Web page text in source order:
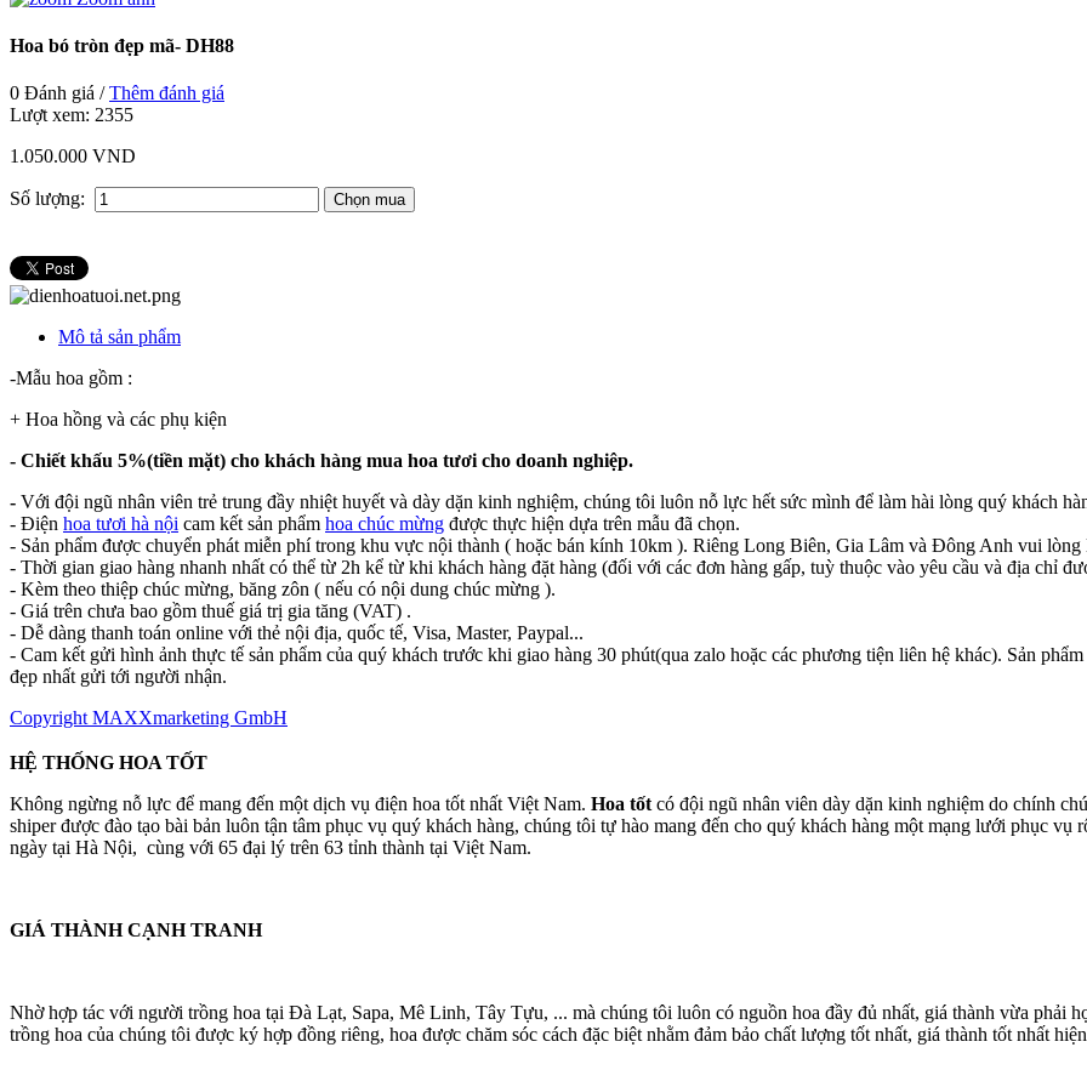
Hoa bó tròn đẹp mã- DH88
0 Đánh giá /Thêm đánh giá
Lượt xem: 2355
1.050.000 VND
Số lượng:
Mô tả sản phẩm
-Mẫu hoa gồm :
+ Hoa hồng và các phụ kiện
- Chiết khấu 5%(tiền mặt) cho khách hàng mua hoa tươi cho doanh nghiệp.
- Với đội ngũ nhân viên trẻ trung đầy nhiệt huyết và dày dặn kinh nghiệm, chúng tôi luôn nỗ lực hết sức mình để làm hài lòng quý khách
- Điện hoa tươi hà nội cam kết sản phẩm hoa chúc mừng được thực hiện dựa trên mẫu đã chọn.
- Sản phẩm được chuyển phát miễn phí trong khu vực nội thành ( hoặc bán kính 10km ). Riêng Long Biên, Gia Lâm và Đông Anh vui
- Thời gian giao hàng nhanh nhất có thể từ 2h kể từ khi khách hàng đặt hàng (đối với các đơn hàng gấp, tuỳ thuộc vào yêu cầu và địa chỉ
- Kèm theo thiệp chúc mừng, băng zôn ( nếu có nội dung chúc mừng ).
- Giá trên chưa bao gồm thuế giá trị gia tăng (VAT) .
- Dễ dàng thanh toán online với thẻ nội địa, quốc tế, Visa, Master, Paypal...
- Cam kết gửi hình ảnh thực tế sản phẩm của quý khách trước khi giao hàng 30 phút(qua zalo hoặc các phương tiện liên hệ khác). Sản
đẹp nhất gửi tới người nhận.
Copyright MAXXmarketing GmbH
HỆ THỐNG HOA TỐT
Không ngừng nỗ lực để mang đến một dịch vụ điện hoa tốt nhất Việt Nam. Hoa tốt có đội ngũ nhân viên dày dặn kinh nghiệm do chính
shiper được đào tạo bài bản luôn tận tâm phục vụ quý khách hàng, chúng tôi tự hào mang đến cho quý khách hàng một mạng lưới phục vụ
ngày tại Hà Nội, cùng với 65 đại lý trên 63 tỉnh thành tại Việt Nam.
GIÁ THÀNH CẠNH TRANH
Nhờ hợp tác với người trồng hoa tại Đà Lạt, Sapa, Mê Linh, Tây Tựu, ... mà chúng tôi luôn có nguồn hoa đầy đủ nhất, giá thành vừa phải
trồng hoa của chúng tôi được ký hợp đồng riêng, hoa được chăm sóc cách đặc biệt nhằm đảm bảo chất lượng tốt nhất, giá thành tốt nhất